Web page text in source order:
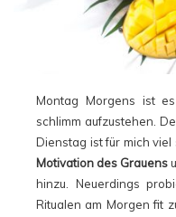
Montag Morgens ist
schlimm aufzustehen.
Dienstag ist für mich viel
Motivation des Grauens
hinzu. Neuerdings
Ritualen am Morgen fit